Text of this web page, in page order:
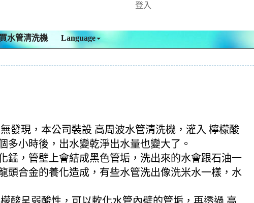
登入
水管清洗機 Language
發現，本公司裝設 高周波水管清洗機，灌入 檸檬酸
多小時後，出水變乾淨出水量也變大了。
錳，管壁上會結成黑色管垢，洗出來的水會跟石油一
頭合金的養化造成，有些水管洗出像洗米水一樣，水